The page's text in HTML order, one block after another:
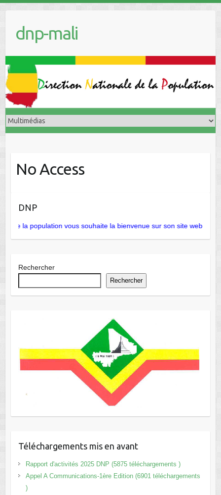
dnp-mali
No Access
DNP
de la population vous souhaite la bienvenue sur son site web officiel
Rechercher
Rechercher
Téléchargements mis en avant
Rapport d'activités 2025 DNP (5875 téléchargements )
Appel A Communications-1ère Edition (6901 téléchargements
)